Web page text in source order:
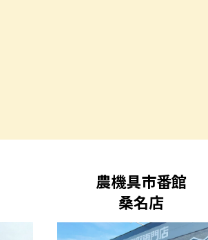
農機具市番館
桑名店